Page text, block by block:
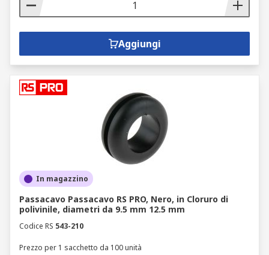
Aggiungi
In magazzino
Passacavo Passacavo RS PRO, Nero, in Cloruro di
polivinile, diametri da 9.5 mm 12.5 mm
Codice RS 543-210
Prezzo per 1 sacchetto da 100 unità